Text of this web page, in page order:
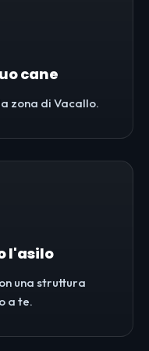
cane
zona di Vacallo.
l'asilo
una struttura
a te.